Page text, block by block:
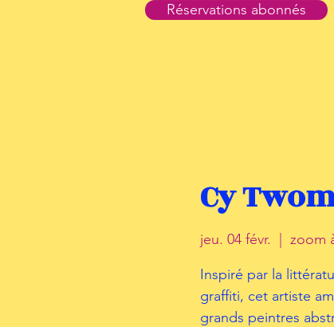
Réservations abonnés
Cy
jeu. 04 févr.
zoom
Inspiré par la
graffiti, cet artiste
grands peintres